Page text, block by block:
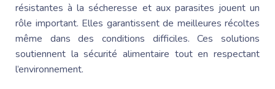
résistantes à la sécheresse et aux parasites jouent un
rôle important. Elles garantissent de meilleures récoltes
même dans des conditions difficiles. Ces solutions
soutiennent la sécurité alimentaire tout en respectant
l’environnement.